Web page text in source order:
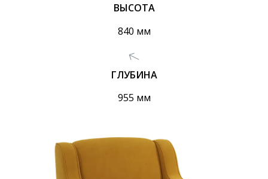
ВЫСОТА
840 мм
ГЛУБИНА
955 мм